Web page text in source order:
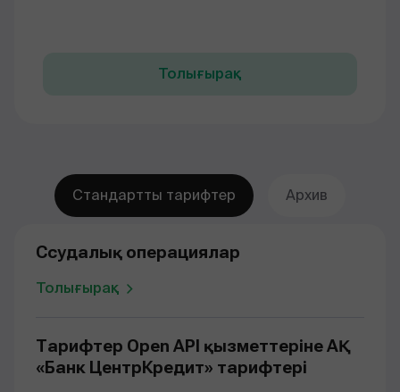
Толығырақ
Стандартты тарифтер Архив
Ссудалық операциялар
Толығырақ
Тарифтер Open API қызметтеріне АҚ
«Банк ЦентрКредит» тарифтері